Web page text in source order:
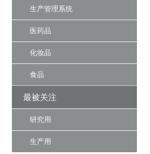
生产管理系统
医药品
化妆品
食品
最被关注
研究用
生产用